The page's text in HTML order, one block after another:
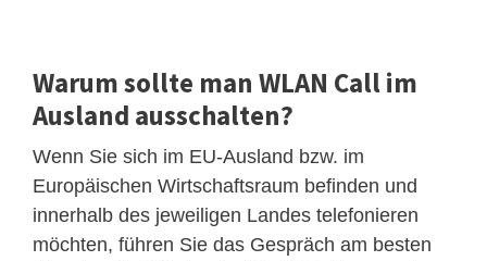
Warum sollte man WLAN Call im
Ausland ausschalten?
Wenn Sie sich im EU-Ausland bzw. im
Europäischen Wirtschaftsraum befinden und
innerhalb des jeweiligen Landes telefonieren
möchten, führen Sie das Gespräch am besten